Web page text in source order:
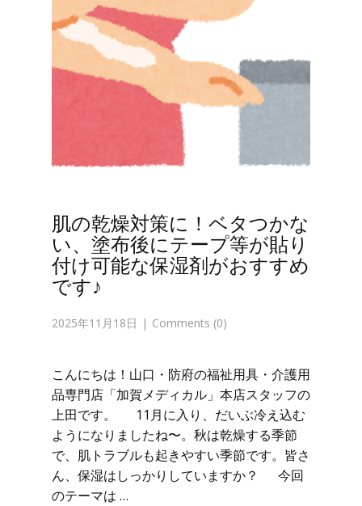
肌の乾燥対策に！ベタつかな
い、塗布後にテープ等が貼り
付け可能な保湿剤がおすすめ
です♪
2025年11月18日 Comments (0)
こんにちは！山口・防府の福祉用具・介護用
品専門店「加賀メディカル」本店スタッフの
上田です。 11月に入り、だいぶ冷え込む
ようになりましたね〜。秋は乾燥する季節
で、肌トラブルも起きやすい季節です。皆さ
ん、保湿はしっかりしていますか？ 今回
のテーマは …